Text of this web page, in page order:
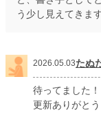
う少し見えてきま
2026.05.03たぬ
待ってました！
更新ありがと